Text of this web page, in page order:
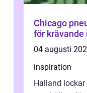
Chicago pneumatic
för krävande
04 augusti
inspiration
Halland lockar